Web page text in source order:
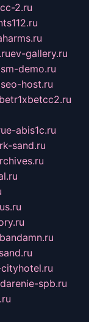
2.ru
ev-gallery.ru
demo.ru
host.ru
e-abis1c.ru
sand.ru
bandamn.ru
spb.ru